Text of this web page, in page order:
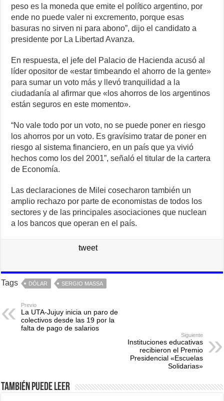
peso es la moneda que emite el político argentino, por
ende no puede valer ni excremento, porque esas
basuras no sirven ni para abono”, dijo el candidato a
presidente por La Libertad Avanza.
En respuesta, el jefe del Palacio de Hacienda acusó al
líder opositor de «estar timbeando el ahorro de la gente»
para sumar un voto más y llevó tranquilidad a la
ciudadanía al afirmar que «los ahorros de los argentinos
están seguros en este momento».
“No vale todo por un voto, no se puede poner en riesgo
los ahorros por un voto. Es gravísimo tratar de poner en
riesgo al sistema financiero, en un país que ya vivió
hechos como los del 2001”, señaló el titular de la cartera
de Economía.
Las declaraciones de Milei cosecharon también un
amplio rechazo por parte de economistas de todos los
sectores y de las principales asociaciones que nuclean
a los bancos que operan en el país.
tweet
Tags DÓLAR SERGIO MASSA
Previo
La UTA-Jujuy inicia un paro de
colectivos desde las 19 por la
falta de pago de salarios
Siguiente
Instituciones educativas
recibieron el Premio
Presidencial «Escuelas
Solidarias»
También puede leer